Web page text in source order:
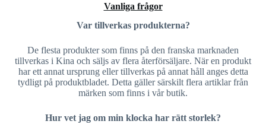
Vanliga frågor
Var tillverkas produkterna?
De flesta produkter som finns på den franska marknaden
tillverkas i Kina och säljs av flera återförsäljare. När en produkt
har ett annat ursprung eller tillverkas på annat håll anges detta
tydligt på produktbladet. Detta gäller särskilt flera artiklar från
märken som finns i vår butik.
Hur vet jag om min klocka har rätt storlek?